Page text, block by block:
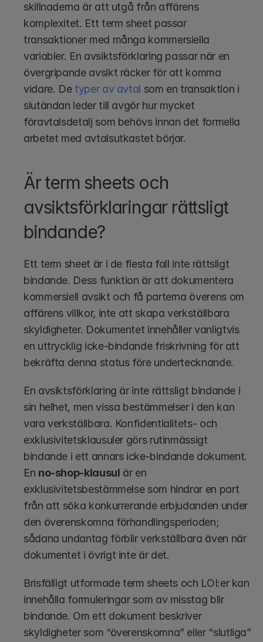
skillnaderna är att utgå från affärens
komplexitet. Ett term sheet passar
transaktioner med många kommersiella
variabler. En avsiktsförklaring passar när en
övergripande avsikt räcker för att komma
vidare. De typer av avtal som en transaktion i
slutändan leder till avgör hur mycket
föravtalsdetalj som behövs innan det formella
arbetet med avtalsutkastet börjar.
Är term sheets och
avsiktsförklaringar rättsligt
bindande?
Ett term sheet är i de flesta fall inte rättsligt
bindande. Dess funktion är att dokumentera
kommersiell avsikt och få parterna överens om
affärens villkor, inte att skapa verkställbara
skyldigheter. Dokumentet innehåller vanligtvis
en uttrycklig icke-bindande friskrivning för att
bekräfta denna status före undertecknande.
En avsiktsförklaring är inte rättsligt bindande i
sin helhet, men vissa bestämmelser i den kan
vara verkställbara. Konfidentialitets- och
exklusivitetsklausuler görs rutinmässigt
bindande i ett annars icke-bindande dokument.
En no-shop-klausul är en
exklusivitetsbestämmelse som hindrar en part
från att söka konkurrerande erbjudanden under
den överenskomna förhandlingsperioden;
sådana undantag förblir verkställbara även när
dokumentet i övrigt inte är det.
Brisfälligt utformade term sheets och LOI:er kan
innehålla formuleringar som av misstag blir
bindande. Om ett dokument beskriver
skyldigheter som “överenskomna” eller “slutliga”